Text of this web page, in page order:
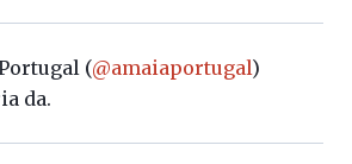
(@amaiaportugal)
da.